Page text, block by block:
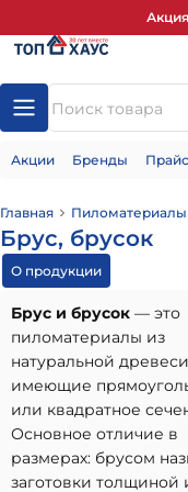
Акции Бренды
Главная Пиломатериалы
Брус, брусок
О продукции
Брус и брусок — это
пиломатериалы из
натуральной
имеющие
или квадратное
Основное отличие в
размерах: брусом
заготовки